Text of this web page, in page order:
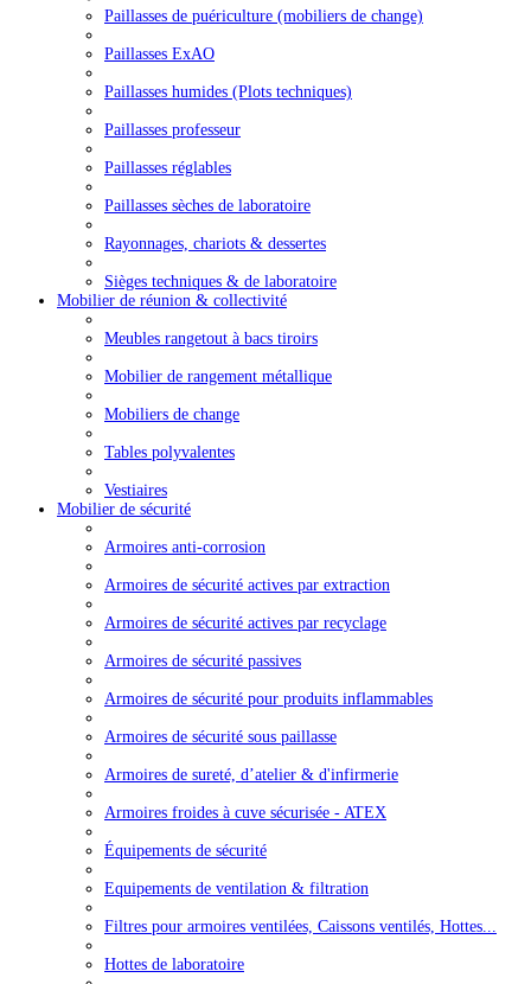
Paillasses de puériculture (mobiliers de change)
Paillasses ExAO
Paillasses humides (Plots techniques)
Paillasses professeur
Paillasses réglables
Paillasses sèches de laboratoire
Rayonnages, chariots & dessertes
Sièges techniques & de laboratoire
Mobilier de réunion & collectivité
Meubles rangetout à bacs tiroirs
Mobilier de rangement métallique
Mobiliers de change
Tables polyvalentes
Vestiaires
Mobilier de sécurité
Armoires anti-corrosion
Armoires de sécurité actives par extraction
Armoires de sécurité actives par recyclage
Armoires de sécurité passives
Armoires de sécurité pour produits inflammables
Armoires de sécurité sous paillasse
Armoires de sureté, d’atelier & d'infirmerie
Armoires froides à cuve sécurisée - ATEX
Équipements de sécurité
Equipements de ventilation & filtration
Filtres pour armoires ventilées, Caissons ventilés, Hottes...
Hottes de laboratoire